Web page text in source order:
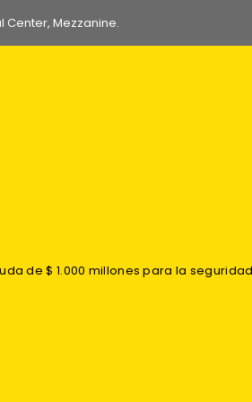
Center, Mezzanine.